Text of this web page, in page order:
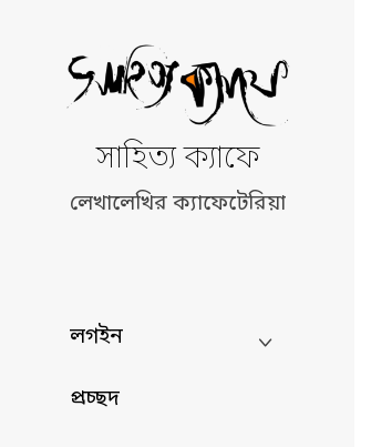
content
সাহিত্য ক্যাফে
লেখালেখির ক্যাফেটেরিয়া
লগইন
প্রচ্ছদ